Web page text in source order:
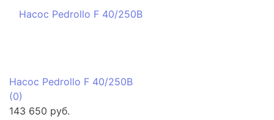
Насос Pedrollo F 40/250B
(0)
143 650 руб.